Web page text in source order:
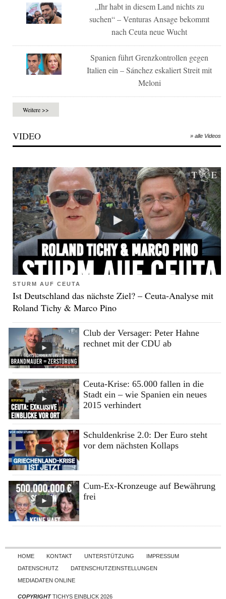
„Ihr habt in diesem Land nichts zu
suchen“ – Venturas Ansage bekommt
nach Ceuta neue Wucht
Spanien führt Grenzkontrollen gegen
Italien ein – Sánchez eskaliert Streit mit
Meloni
Weitere >>
VIDEO » alle Videos
STURM AUF CEUTA
Ist Deutschland das nächste Ziel? – Ceuta-Analyse mit
Roland Tichy & Marco Pino
Club der Versager: Peter Hahne
rechnet mit der CDU ab
Ceuta-Krise: 65.000 fallen in die
Stadt ein – wie Spanien ein neues
2015 verhindert
Schuldenkrise 2.0: Der Euro steht
vor dem nächsten Kollaps
Cum-Ex-Kronzeuge auf Bewährung
frei
Skip to content
HOME KONTAKT UNTERSTÜTZUNG
IMPRESSUM
DATENSCHUTZ
DATENSCHUTZEINSTELLUNGEN
MEDIADATEN ONLINE
COPYRIGHTTICHYS EINBLICK 2026